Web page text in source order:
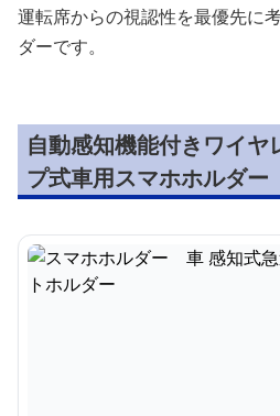
運転席からの視認性を最優先に
ダーです。
自動感知機能付きワイヤ
プ式車用スマホホルダー